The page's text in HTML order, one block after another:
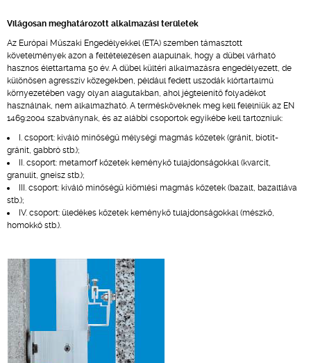
Világosan meghatározott alkalmazási területek
Az Európai Műszaki Engedélyekkel (ETA) szemben támasztott
követelmények azon a feltételezésen alapulnak, hogy a dübel várható
hasznos élettartama 50 év. A dübel kültéri alkalmazásra engedélyezett, de
különösen agresszív közegekben, például fedett uszodák klórtartalmú
környezetében vagy olyan alagutakban, ahol jégtelenítő folyadékot
használnak, nem alkalmazható. A termésköveknek meg kell felelniük az EN
1469:2004 szabványnak, és az alábbi csoportok egyikébe kell tartozniuk:
I. csoport: kiváló minőségű mélységi magmás kőzetek (gránit, biotit-
gránit, gabbró stb.);
II. csoport: metamorf kőzetek keménykő tulajdonságokkal (kvarcit,
granulit, gneisz stb.);
III. csoport: kiváló minőségű kiömlési magmás kőzetek (bazalt, bazaltláva
stb.);
IV. csoport: üledékes kőzetek keménykő tulajdonságokkal (mészkő,
homokkő stb.).